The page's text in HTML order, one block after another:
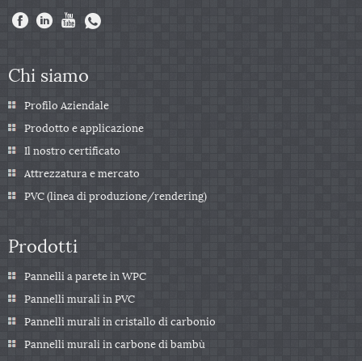
Chi siamo
Profilo Aziendale
Prodotto e applicazione
Il nostro certificato
Attrezzatura e mercato
PVC (linea di produzione/rendering)
Prodotti
Pannelli a parete in WPC
Pannelli murali in PVC
Pannelli murali in cristallo di carbonio
Pannelli murali in carbone di bambù